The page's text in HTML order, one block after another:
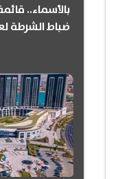
بالأسماء..
ضباط الشرطة لعام 2026